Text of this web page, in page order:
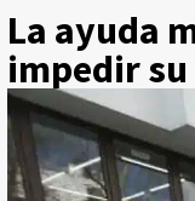
La ayuda
impedir